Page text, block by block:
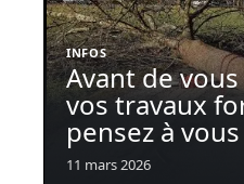
INFOS
Avant de
vos travaux
pensez à
11 mars 2026